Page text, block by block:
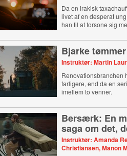
Da en irakisk
livet af ​​en desperat
han til at forsone sig
Bjarke
Instruktør: Martin
Renovationsbranchen
farligere, end da en
imellem to venner.
Bersærk: En
saga om det,
Instruktør: Amanda
Christiansen, Manon